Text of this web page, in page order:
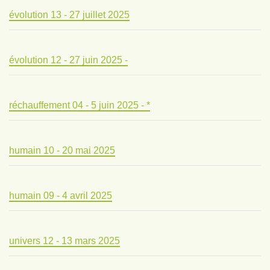
évolution 13 - 27 juillet 2025
évolution 12 - 27 juin 2025 -
réchauffement 04 - 5 juin 2025 - *
humain 10 - 20 mai 2025
humain 09 - 4 avril 2025
univers 12 - 13 mars 2025